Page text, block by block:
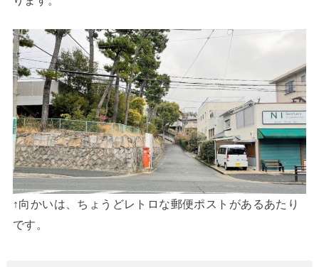
↑向かいは、ちょうどレトロな郵便ポストがあるあたり
です。